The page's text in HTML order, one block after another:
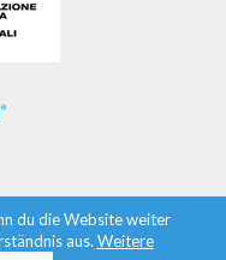
du die Website weiter
aus. Weitere